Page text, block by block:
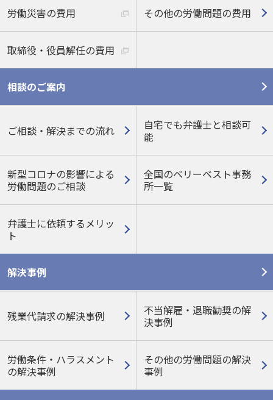
労働災害の費用 その他の労働問題の費用
取締役・役員解任の費用
相談のご案内
ご相談・解決までの流れ
自宅でも弁護士と相談可
能
新型コロナの影響による
労働問題のご相談
全国のベリーベスト事務
所一覧
弁護士に依頼するメリッ
ト
解決事例
残業代請求の解決事例
不当解雇・退職勧奨の解
決事例
労働条件・ハラスメント
の解決事例
その他の労働問題の解決
事例